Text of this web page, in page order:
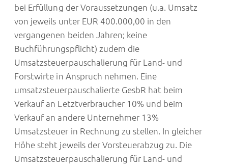
bei Erfüllung der Voraussetzungen (u.a. Umsatz
von jeweils unter EUR 400.000,00 in den
vergangenen beiden Jahren; keine
Buchführungspflicht) zudem die
Umsatzsteuerpauschalierung für Land- und
Forstwirte in Anspruch nehmen. Eine
umsatzsteuerpauschalierte GesbR hat beim
Verkauf an Letztverbraucher 10% und beim
Verkauf an andere Unternehmer 13%
Umsatzsteuer in Rechnung zu stellen. In gleicher
Höhe steht jeweils der Vorsteuerabzug zu. Die
Umsatzsteuerpauschalierung für Land- und